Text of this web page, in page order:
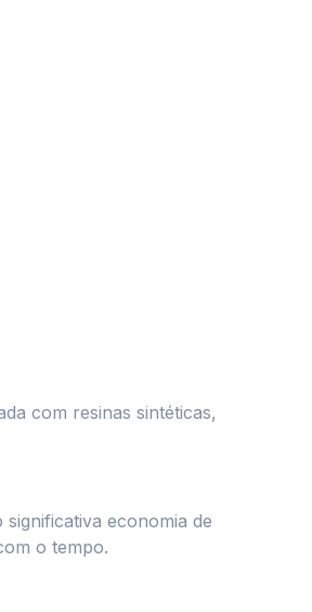
com resinas sintéticas,
economia de
o tempo.